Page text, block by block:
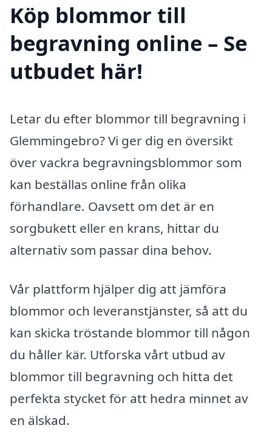
Köp blommor till
begravning online – Se
utbudet här!
Letar du efter blommor till begravning i
Glemmingebro? Vi ger dig en översikt
över vackra begravningsblommor som
kan beställas online från olika
förhandlare. Oavsett om det är en
sorgbukett eller en krans, hittar du
alternativ som passar dina behov.
Vår plattform hjälper dig att jämföra
blommor och leveranstjänster, så att du
kan skicka tröstande blommor till någon
du håller kär. Utforska vårt utbud av
blommor till begravning och hitta det
perfekta stycket för att hedra minnet av
en älskad.